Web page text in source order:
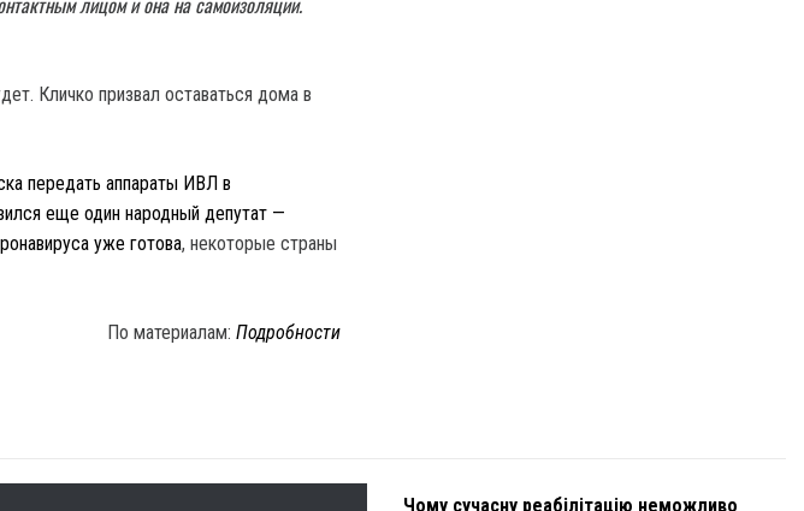
Кличко призвал оставаться дома в
передать аппараты ИВЛ в
еще один народный депутат —
уже готова, некоторые страны
По материалам:Подробности
Чому сучасну реабілітацію неможливо